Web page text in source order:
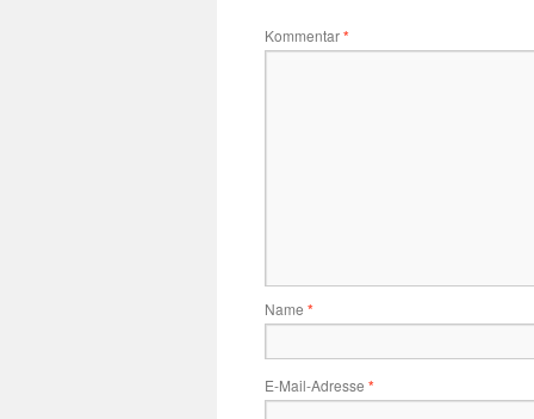
Kommentar*
Name *
E-Mail-Adresse *